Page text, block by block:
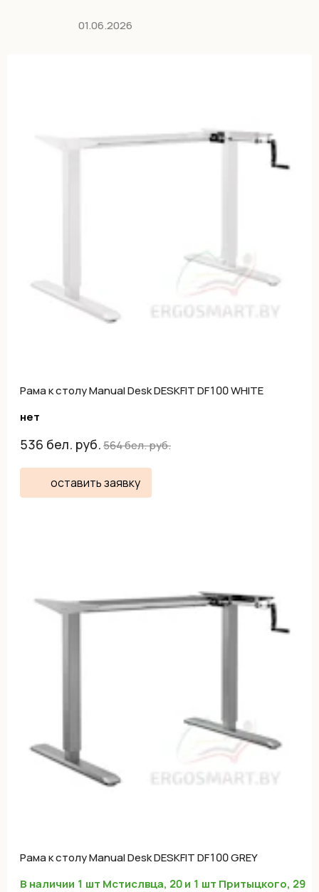
01.06.2026
Рама к столу Manual Desk DESKFIT DF100 WHITE
нет
536 бел. руб.564бел. руб.
оставить заявку
Рама к столу Manual Desk DESKFIT DF100 GREY
В наличии 1 шт Мстислвца, 20 и 1 шт Притыцкого, 29